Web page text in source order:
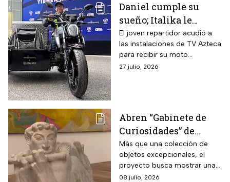
Daniel cumple su
sueño; Italika le
regala una moto
adaptada para su silla
de ruedas “me
encanta su diseño”
El joven repartidor acudió a
las instalaciones de TV Azteca
para recibir su moto
adaptada; su historia se
27 julio, 2026
Abren “Gabinete de
Curiosidades” de
Ricardo y María Laura
Salinas con cerca de
300 piezas históricas
Más que una colección de
objetos excepcionales, el
proyecto busca mostrar una
forma de comprender la
08 julio, 2026